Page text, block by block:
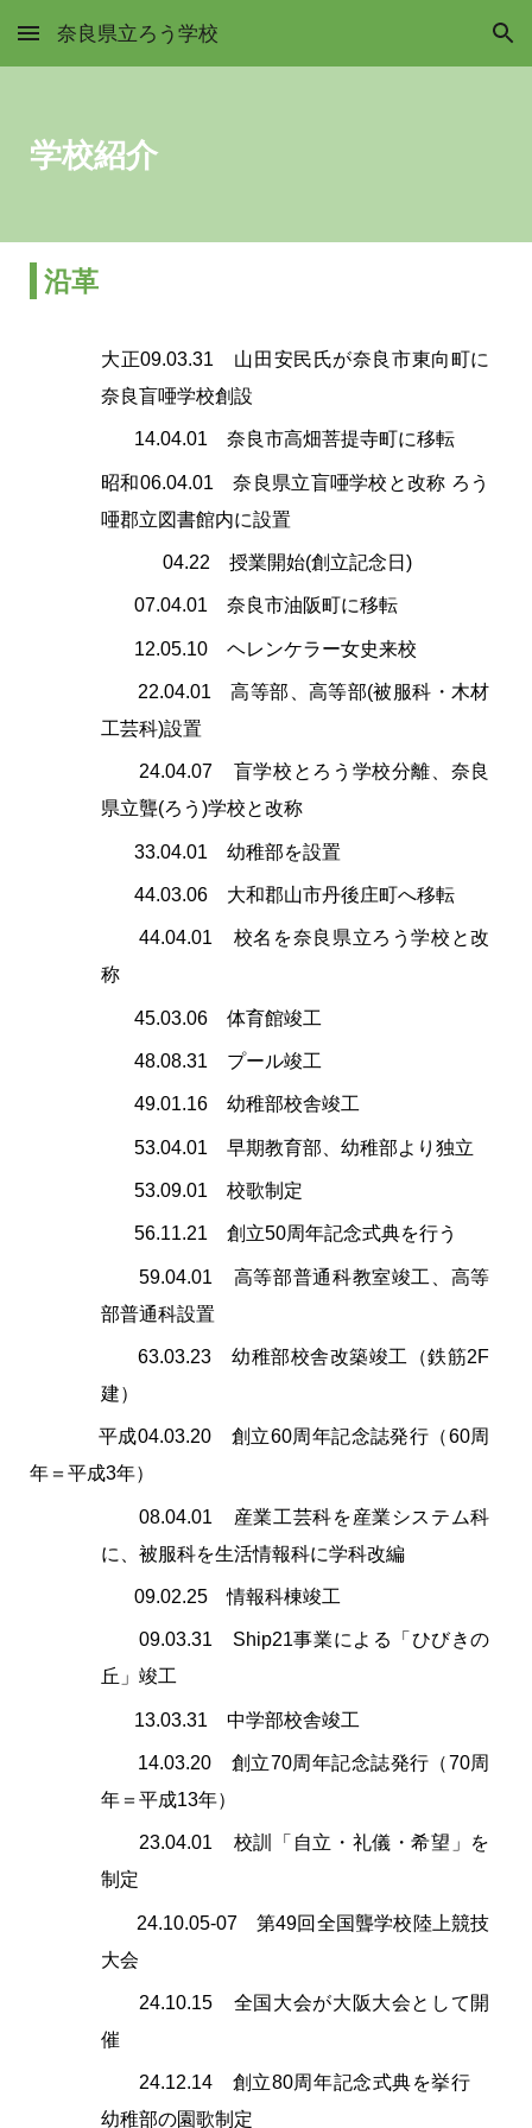
Skip to main content Skip to navigation
奈良県立ろう学校
学校紹介
沿革
大正09.03.31 山田安民氏が奈良市東向町に
奈良盲唖学校創設
14.04.01 奈良市高畑菩提寺町に移転
昭和06.04.01 奈良県立盲唖学校と改称 ろう
唖郡立図書館内に設置
04.22 授業開始(創立記念日)
07.04.01 奈良市油阪町に移転
12.05.10 ヘレンケラー女史来校
22.04.01 高等部、高等部(被服科・木材
工芸科)設置
24.04.07 盲学校とろう学校分離、奈良
県立聾(ろう)学校と改称
33.04.01 幼稚部を設置
44.03.06 大和郡山市丹後庄町へ移転
44.04.01 校名を奈良県立ろう学校と改
称
45.03.06 体育館竣工
48.08.31 プール竣工
49.01.16 幼稚部校舎竣工
53.04.01 早期教育部、幼稚部より独立
53.09.01 校歌制定
56.11.21 創立50周年記念式典を行う
59.04.01 高等部普通科教室竣工、高等
部普通科設置
63.03.23 幼稚部校舎改築竣工（鉄筋2F
建）
平成04.03.20 創立60周年記念誌発行（60周
年＝平成3年）
08.04.01 産業工芸科を産業システム科
に、被服科を生活情報科に学科改編
09.02.25 情報科棟竣工
09.03.31 Ship21事業による「ひびきの
丘」竣工
13.03.31 中学部校舎竣工
14.03.20 創立70周年記念誌発行（70周
年＝平成13年）
23.04.01 校訓「自立・礼儀・希望」を
制定
24.10.05-07 第49回全国聾学校陸上競技
大会
24.10.15 全国大会が大阪大会として開
催
24.12.14 創立80周年記念式典を挙行
幼稚部の園歌制定